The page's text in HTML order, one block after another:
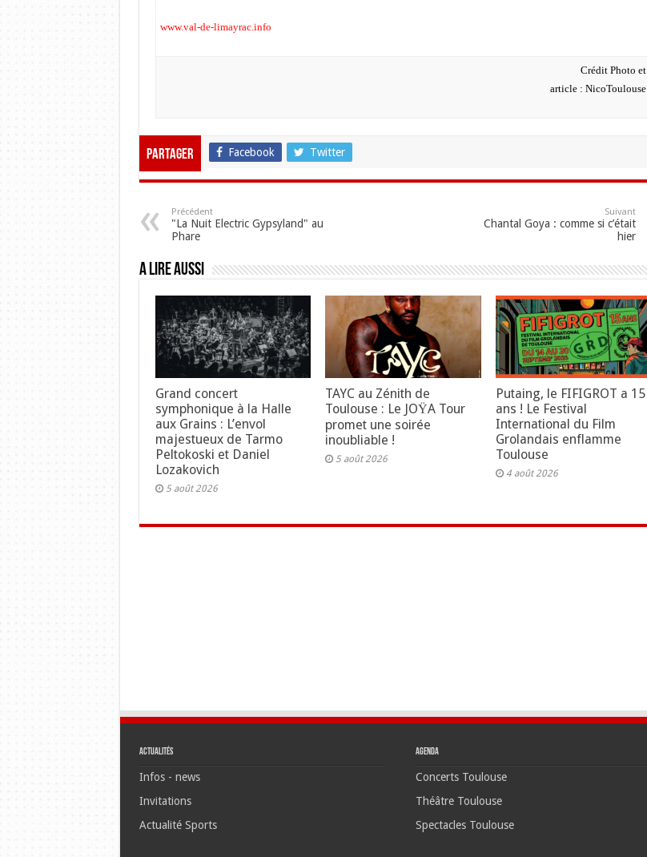
www.val-de-limayrac.info
Crédit Photo et
article : NicoToulouse
Partager Facebook Twitter
Précédent
"La Nuit Electric Gypsyland" au
Phare
Suivant
Chantal Goya : comme si c’était
hier
A lire aussi
Grand concert
symphonique à la Halle
aux Grains : L’envol
majestueux de Tarmo
Peltokoski et Daniel
Lozakovich
5 août 2026
TAYC au Zénith de
Toulouse : Le JOŸA Tour
promet une soirée
inoubliable !
5 août 2026
Putaing, le FIFIGROT a 15
ans ! Le Festival
International du Film
Grolandais enflamme
Toulouse
4 août 2026
Actualités
Infos - news
Invitations
Actualité Sports
Agenda
Concerts Toulouse
Théâtre Toulouse
Spectacles Toulouse